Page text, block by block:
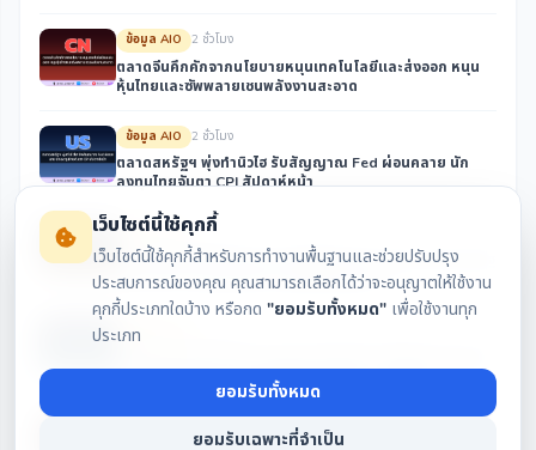
ข้อมูล AIO 2 ชั่วโมง
ตลาดจีนคึกคักจากนโยบายหนุนเทคโนโลยีและส่งออก หนุน
หุ้นไทยและซัพพลายเชนพลังงานสะอาด
ข้อมูล AIO 2 ชั่วโมง
ตลาดสหรัฐฯ พุ่งทำนิวไฮ รับสัญญาณ Fed ผ่อนคลาย นัก
ลงทุนไทยจับตา CPI สัปดาห์หน้า
ข้อมูล AIO 2 ชั่วโมง
ตลาดหุ้นไทยรับแรงหนุนจากปัจจัยต่างประเทศและนโยบายรัฐ
ท่ามกลางการเมืองในประเทศที่ยังต้องจับตา
ข้อมูล AIO
ไทยจับตาผลกระทบจากภูมิรัฐศาสตร์และการเงินโลก
เว็บไซต์นี้ใช้คุกกี้
เว็บไซต์นี้ใช้คุกกี้สำหรับการทำงานพื้นฐานและช่วยปรับปรุง
ประสบการณ์ของคุณ คุณสามารถเลือกได้ว่าจะอนุญาตให้ใช้งาน
คุกกี้ประเภทใดบ้าง หรือกด "ยอมรับทั้งหมด" เพื่อใช้งานทุก
ประเภท
ยอมรับทั้งหมด
ยอมรับเฉพาะที่จำเป็น